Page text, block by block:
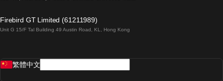
羅馬開往拿坡里的列車
Firebird GT Limited (61211989)
Unit G 15/F Tal Building 49 Austin Road, KL, Hong Kong
繁體中文